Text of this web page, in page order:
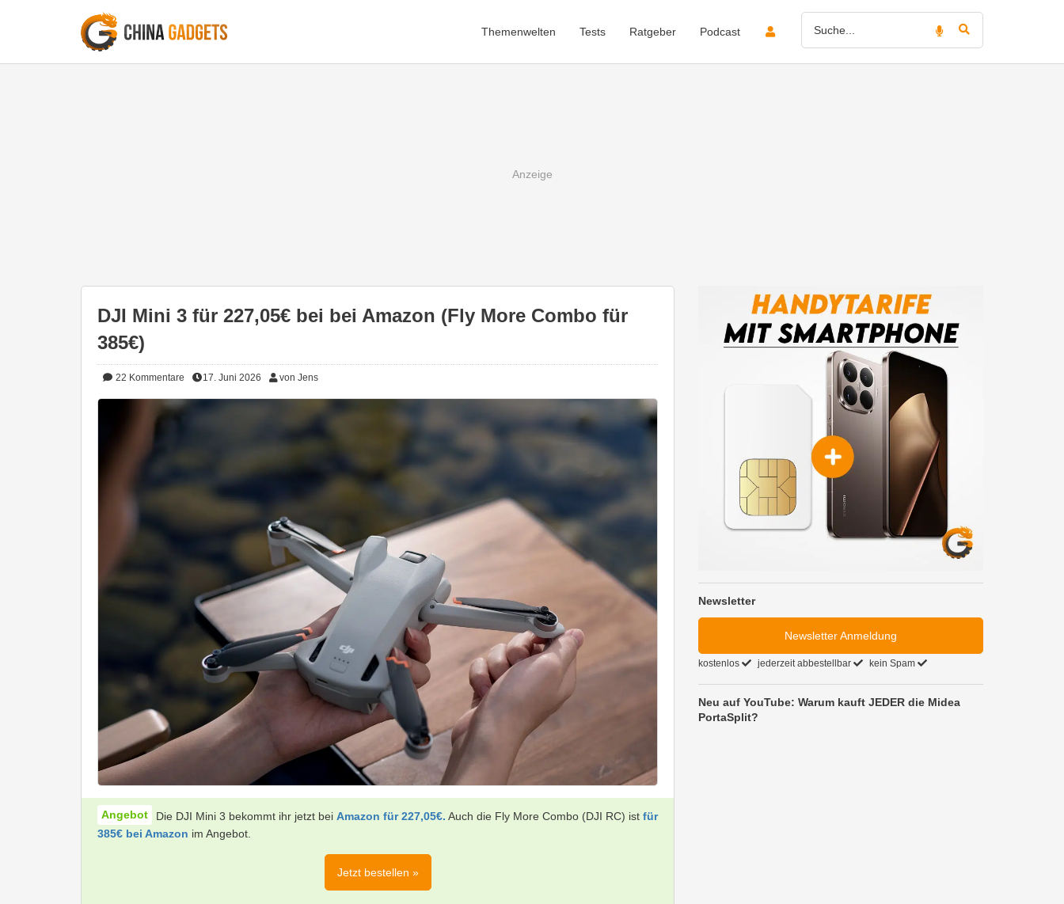
Themenwelten Tests Ratgeber Podcast
DJI Mini 3 für 227,05€ bei bei Amazon (Fly More Combo für
385€)
22 Kommentare 17. Juni 2026 von Jens
Die DJI Mini 3 bekommt ihr jetzt bei Amazon für 227,05€. Auch die Fly More Combo (DJI RC) ist für
385€ bei Amazon im Angebot.
Jetzt bestellen »
Newsletter
Newsletter Anmeldung
kostenlos jederzeit abbestellbar kein Spam
Neu auf YouTube: Warum kauft JEDER die Midea
PortaSplit?